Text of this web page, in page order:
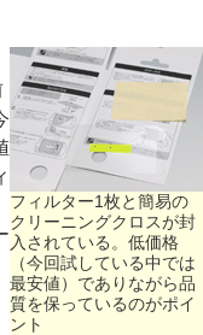
フィルター1枚と簡易の
クリーニングクロスが封
入されている。低価格
（今回試している中では
最安値）でありながら品
質を保っているのがポイ
ント